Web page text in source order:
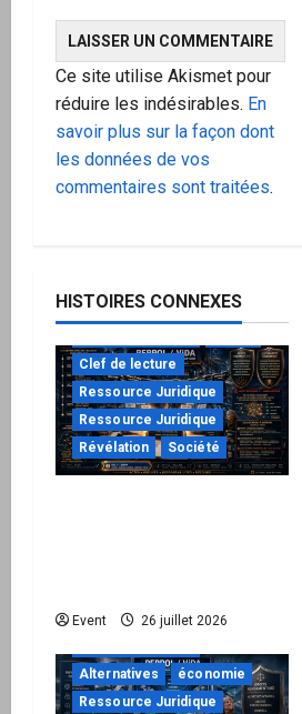
Ce site utilise Akismet pour
réduire les indésirables. En
savoir plus sur la façon dont
les données de vos
commentaires sont traitées.
HISTOIRES CONNEXES
Clef de lecture
Ressource Juridique
Ressource Juridique
Révélation
Société
Event 26 juillet 2026
"URGENT"
Alternatives
économie
Ressource Juridique